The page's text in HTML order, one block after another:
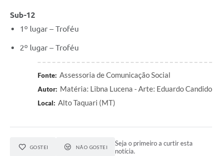
Sub-12
1º lugar – Troféu
2º lugar – Troféu
Fonte: Assessoria de Comunicação Social
Autor: Matéria: Libna Lucena - Arte: Eduardo Candido
Local: Alto Taquari (MT)
GOSTEI NÃO GOSTEI
Seja o primeiro a curtir esta
notícia.